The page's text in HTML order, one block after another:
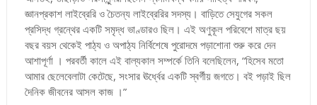
জ্ঞানপ্রকাশ লাইব্রেরি ও চৈতন্য লাইব্রেরির সদস্য। বাড়িতে সেযুগের সকল
প্রসিদ্ধ গ্রন্থের একটি সমৃদ্ধ ভাণ্ডারও ছিল। এই অণুকূল পরিবেশে মাত্র ছয়
বছর বয়স থেকেই পাঠ্য ও অপাঠ্য নির্বিশেষে পুরোদমে পড়াশোনা শুরু করে দেন
আশাপূর্ণা । পরবর্তী কালে এই বাল্যকাল সম্পর্কে তিনি বলেছিলেন, “হিসেব মতো
আমার ছেলেবেলাটা কেটেছে, সংসার ঊর্ধ্বের একটি স্বর্গীয় জগতে। বই পড়াই ছিল
দৈনিক জীবনের আসল কাজ ।”